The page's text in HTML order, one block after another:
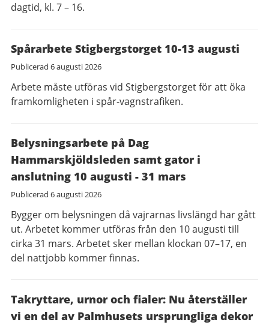
dagtid, kl. 7 – 16.
Spårarbete Stigbergstorget 10-13 augusti
Publicerad 6 augusti 2026
Arbete måste utföras vid Stigbergstorget för att öka
framkomligheten i spår-vagnstrafiken.
Belysningsarbete på Dag
Hammarskjöldsleden samt gator i
anslutning 10 augusti - 31 mars
Publicerad 6 augusti 2026
Bygger om belysningen då vajrarnas livslängd har gått
ut. Arbetet kommer utföras från den 10 augusti till
cirka 31 mars. Arbetet sker mellan klockan 07–17, en
del nattjobb kommer finnas.
Takryttare, urnor och fialer: Nu återställer
vi en del av Palmhusets ursprungliga dekor